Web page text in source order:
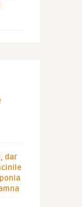
dar